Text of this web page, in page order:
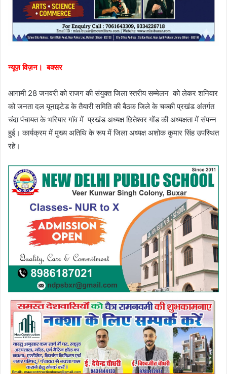
न्यूज़ विज़न। बक्सर
आगामी 28 जनवरी को राजग की संयुक्त जिला स्तरीय सम्मेलन को लेकर शनिवार
को जनता दल यूनाइटेड के तैयारी समिति की बैठक जिले के चक्की प्रखंड अंतर्गत
चंदा पंचायत के भरियार गॉव में प्रखंड अध्यक्ष छितेश्वर गोंड की अध्यक्षता में संपन्न
हुई। कार्यक्रम में मुख्य अतिथि के रूप में जिला अध्यक्ष अशोक कुमार सिंह उपस्थित
रहे।